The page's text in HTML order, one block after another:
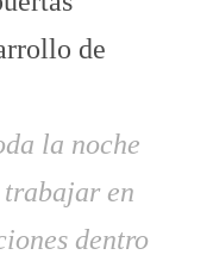
de
la noche
en
dentro